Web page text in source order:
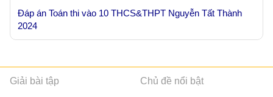
Đáp án Toán thi vào 10 THCS&THPT Nguyễn Tất Thành
2024
Giải bài tập Chủ đề nổi bật